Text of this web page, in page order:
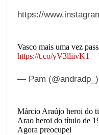
https://
Vasco mais uma vez
https://t.co/yV3lliivK1
— Pam (@andradp_)
Márcio Araújo heroi do
Arao heroi do título de
Agora preocupei